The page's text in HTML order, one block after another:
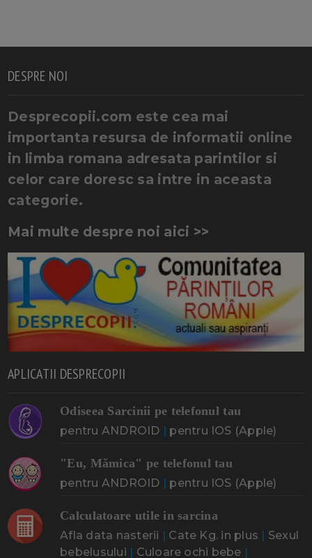
DESPRE NOI
Desprecopii.com este cea mai
importanta resursa de informatii online
in limba romana adresata parintilor si
celor care doresc sa intre in aceasta
categorie.
Mai multe despre noi aici >>
APLICATII DESPRECOPII
Odiseea Sarcinii pe telefonul tau
pentru ANDROID | pentru IOS (Apple)
"Eu, Mămica" pe telefonul tau
pentru ANDROID | pentru IOS (Apple)
Calculatoare utile in sarcina
Afla data nasterii | Cate Kg. in plus | Sexul
bebelusului | Culoare ochi bebe |